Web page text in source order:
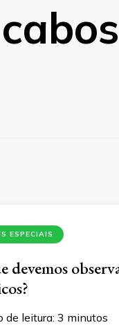
ESPECIAIS
devemos
de leitura: 3 minutos